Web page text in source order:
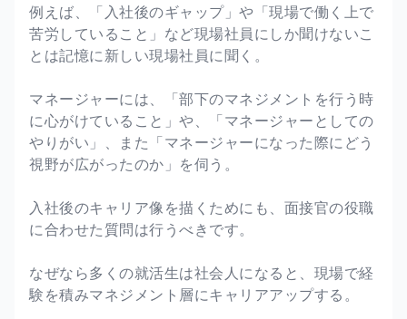
例えば、「入社後のギャップ」や「現場で働く上で
苦労していること」など現場社員にしか聞けないこ
とは記憶に新しい現場社員に聞く。
マネージャーには、「部下のマネジメントを行う時
に心がけていること」や、「マネージャーとしての
やりがい」、また「マネージャーになった際にどう
視野が広がったのか」を伺う。
入社後のキャリア像を描くためにも、面接官の役職
に合わせた質問は行うべきです。
なぜなら多くの就活生は社会人になると、現場で経
験を積みマネジメント層にキャリアアップする。